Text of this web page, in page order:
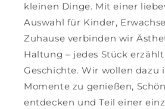
kleinen Dinge. Mit einer
Auswahl für Kinder,
Zuhause verbinden wir
Haltung – jedes Stück
Geschichte. Wir wollen dazu
Momente zu genießen,
entdecken und Teil einer